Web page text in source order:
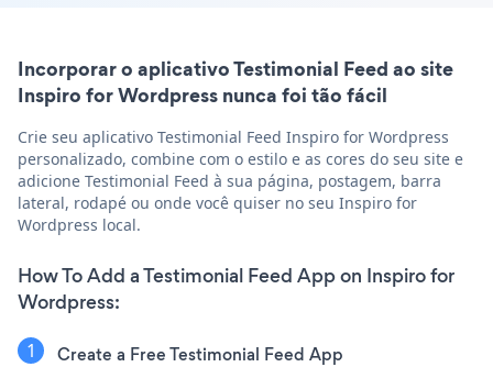
Incorporar o aplicativo Testimonial Feed ao site
Inspiro for Wordpress nunca foi tão fácil
Crie seu aplicativo Testimonial Feed Inspiro for Wordpress
personalizado, combine com o estilo e as cores do seu site e
adicione Testimonial Feed à sua página, postagem, barra
lateral, rodapé ou onde você quiser no seu Inspiro for
Wordpress local.
How To Add a Testimonial Feed App on Inspiro for
Wordpress:
Create a Free Testimonial Feed App